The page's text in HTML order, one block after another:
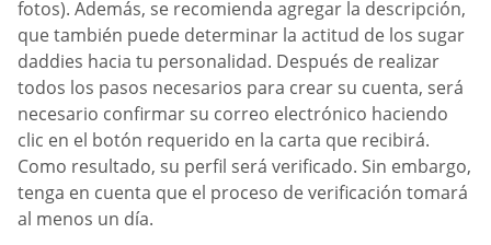
fotos). Además, se recomienda agregar la descripción,
que también puede determinar la actitud de los sugar
daddies hacia tu personalidad. Después de realizar
todos los pasos necesarios para crear su cuenta, será
necesario confirmar su correo electrónico haciendo
clic en el botón requerido en la carta que recibirá.
Como resultado, su perfil será verificado. Sin embargo,
tenga en cuenta que el proceso de verificación tomará
al menos un día.